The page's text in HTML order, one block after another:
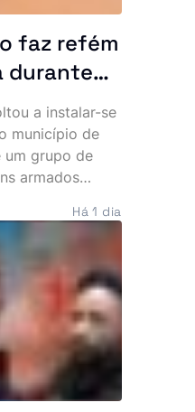
faz refém
durante
vê
a instalar-se
município de
um grupo de
armados
feira. Os
mais de 500
e documentos,
em choque e
do combate à
Há 1 dia